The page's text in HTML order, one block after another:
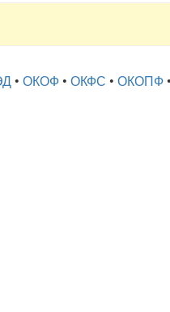
• ОКОФ• ОКФС • ОКОПФ•